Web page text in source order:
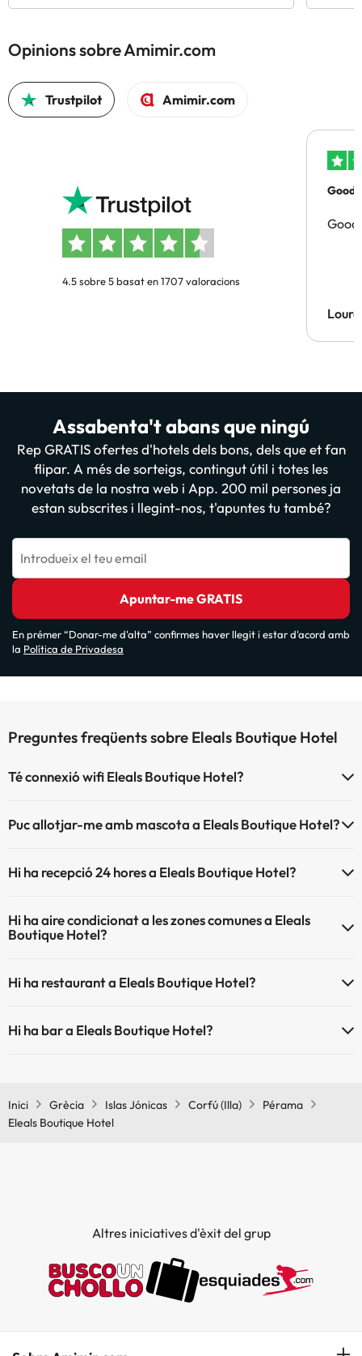
Opinions sobre Amimir.com
Trustpilot Amimir.com
4.5 sobre 5 basat en 1707 valoracions
Good
Good
Assabenta't abans que ningú
Rep GRATIS ofertes d'hotels dels bons, dels que et fan
flipar. A més de sorteigs, contingut útil i totes les
novetats de la nostra web i App. 200 mil persones ja
estan subscrites i llegint-nos, t'apuntes tu també?
Introdueix el teu email
Apuntar-me GRATIS
En prémer “Donar-me d'alta” confirmes haver llegit i estar d'acord amb
la Política de Privadesa
Preguntes freqüents sobre Eleals Boutique Hotel
Té connexió wifi Eleals Boutique Hotel?
Puc allotjar-me amb mascota a Eleals Boutique Hotel?
Hi ha recepció 24 hores a Eleals Boutique Hotel?
Hi ha aire condicionat a les zones comunes a Eleals
Boutique Hotel?
Hi ha restaurant a Eleals Boutique Hotel?
Hi ha bar a Eleals Boutique Hotel?
Inici Grècia Islas Jónicas Corfú (Illa)
Pérama
Eleals Boutique Hotel
Altres iniciatives d'èxit del grup